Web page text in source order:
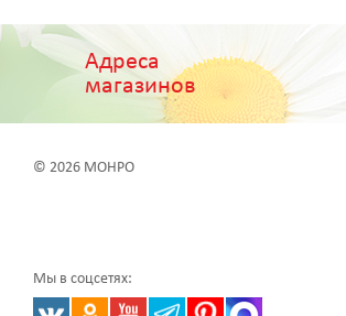
Адреса
магазинов
© 2026 МОНРО
Мы в соцсетях: